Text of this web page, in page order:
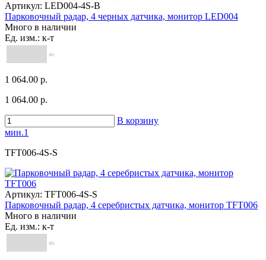
Артикул: LED004-4S-B
Парковочный радар, 4 черных датчика, монитор LED004
Много в наличии
Ед. изм.: к-т
(0)
1 064.00 р.
1 064.00 р.
В корзину
мин.1
TFT006-4S-S
Артикул: TFT006-4S-S
Парковочный радар, 4 серебристых датчика, монитор TFT006
Много в наличии
Ед. изм.: к-т
(0)